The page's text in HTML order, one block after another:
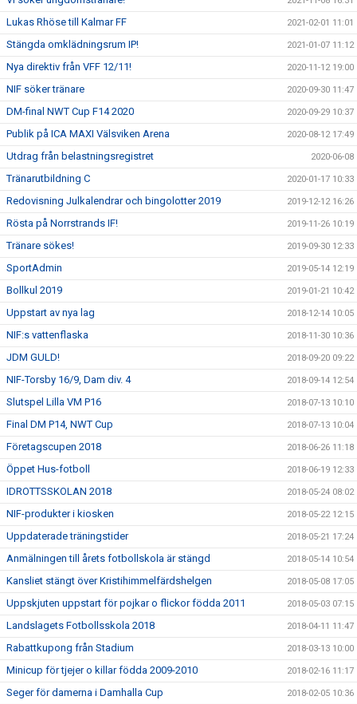
Lukas Rhöse till Kalmar FF 2021-02-01 11:01
Stängda omklädningsrum IP! 2021-01-07 11:12
Nya direktiv från VFF 12/11! 2020-11-12 19:00
NIF söker tränare 2020-09-30 11:47
DM-final NWT Cup F14 2020 2020-09-29 10:37
Publik på ICA MAXI Välsviken Arena 2020-08-12 17:49
Utdrag från belastningsregistret 2020-06-08
Tränarutbildning C 2020-01-17 10:33
Redovisning Julkalendrar och bingolotter 2019 2019-12-12 16:26
Rösta på Norrstrands IF! 2019-11-26 10:19
Tränare sökes! 2019-09-30 12:33
SportAdmin 2019-05-14 12:19
Bollkul 2019 2019-01-21 10:42
Uppstart av nya lag 2018-12-14 10:05
NIF:s vattenflaska 2018-11-30 10:36
JDM GULD! 2018-09-20 09:22
NIF-Torsby 16/9, Dam div. 4 2018-09-14 12:54
Slutspel Lilla VM P16 2018-07-13 10:10
Final DM P14, NWT Cup 2018-07-13 10:04
Företagscupen 2018 2018-06-26 11:18
Öppet Hus-fotboll 2018-06-19 12:33
IDROTTSSKOLAN 2018 2018-05-24 08:02
NIF-produkter i kiosken 2018-05-22 12:15
Uppdaterade träningstider 2018-05-21 17:24
Anmälningen till årets fotbollskola är stängd 2018-05-14 10:54
Kansliet stängt över Kristihimmelfärdshelgen 2018-05-08 17:05
Uppskjuten uppstart för pojkar o flickor födda 2011 2018-05-03 07:15
Landslagets Fotbollsskola 2018 2018-04-11 11:47
Rabattkupong från Stadium 2018-03-13 10:00
Minicup för tjejer o killar födda 2009-2010 2018-02-16 11:17
Seger för damerna i Damhalla Cup 2018-02-05 10:36